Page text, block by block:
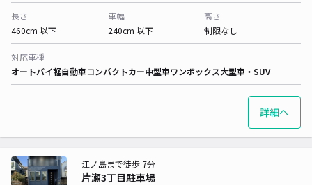
長さ
460cm 以下
車幅
240cm 以下
高さ
制限なし
対応車種
オートバイ軽自動車コンパクトカー中型車ワンボックス大型車・SUV
詳細へ
片瀬3丁目駐車場
江ノ島まで徒歩 7分